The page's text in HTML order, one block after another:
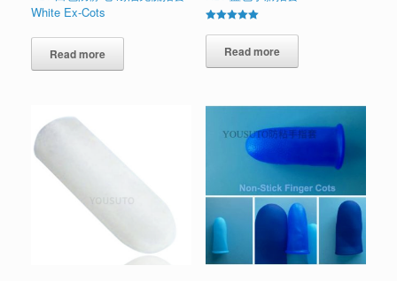
White Ex-Cots
Read more
5.00
out of 5Read more